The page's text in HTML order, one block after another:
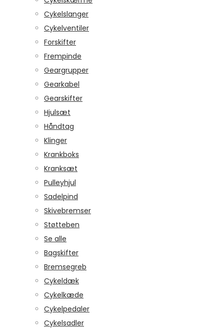
Cykelslanger
Cykelventiler
Forskifter
Frempinde
Geargrupper
Gearkabel
Gearskifter
Hjulsæt
Håndtag
Klinger
Krankboks
Kranksæt
Pulleyhjul
Sadelpind
Skivebremser
Støtteben
Se alle
Bagskifter
Bremsegreb
Cykeldæk
Cykelkæde
Cykelpedaler
Cykelsadler